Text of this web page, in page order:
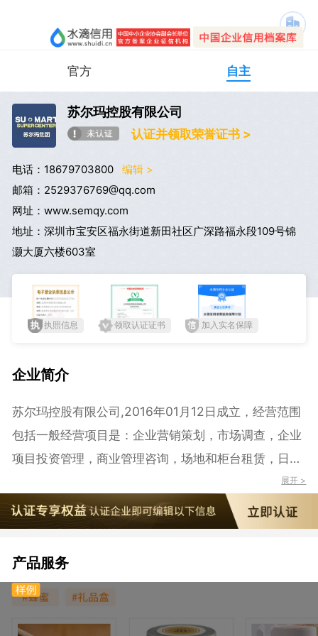
官方 自主
苏尔玛控股有限公司
认证并领取荣誉证书 >
电话：18679703800
编辑 >
邮箱：2529376769@qq.com
网址：www.semqy.com
地址：深圳市宝安区福永街道新田社区广深路福永段109号锦
灏大厦六楼603室
执照信息 领取认证证书 加入实名保障
企业简介
苏尔玛控股有限公司,2016年01月12日成立，经营范围
包括一般经营项目是：企业营销策划，市场调查，企业
项目投资管理，商业管理咨询，场地和柜台租赁，日用
百货、服装鞋帽、皮革制品、床上用品、劳保用品、办
公用品、绘图用品、教育用品（不含出版物）、美术用
品、洗涤用品、化妆品、卫浴洁具、塑料制品、不锈钢
制品、钟表、眼镜、工艺品、课桌椅、文具、玩具、乐
器、五金工具、家用电器、金属材料、电线电缆、摩托
车及配件、汽车及配件、电子产品、通讯器材、饰品礼
品的销售，家电维修，黄金首饰、珠宝玉器、鲜花、蔬
展开 >
产品服务